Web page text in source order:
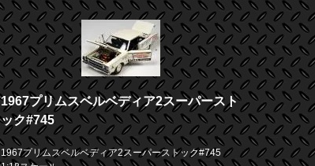
1967プリムスベルベディア2スーパースト
ック#745
1967プリムスベルベディア2スーパーストック#745